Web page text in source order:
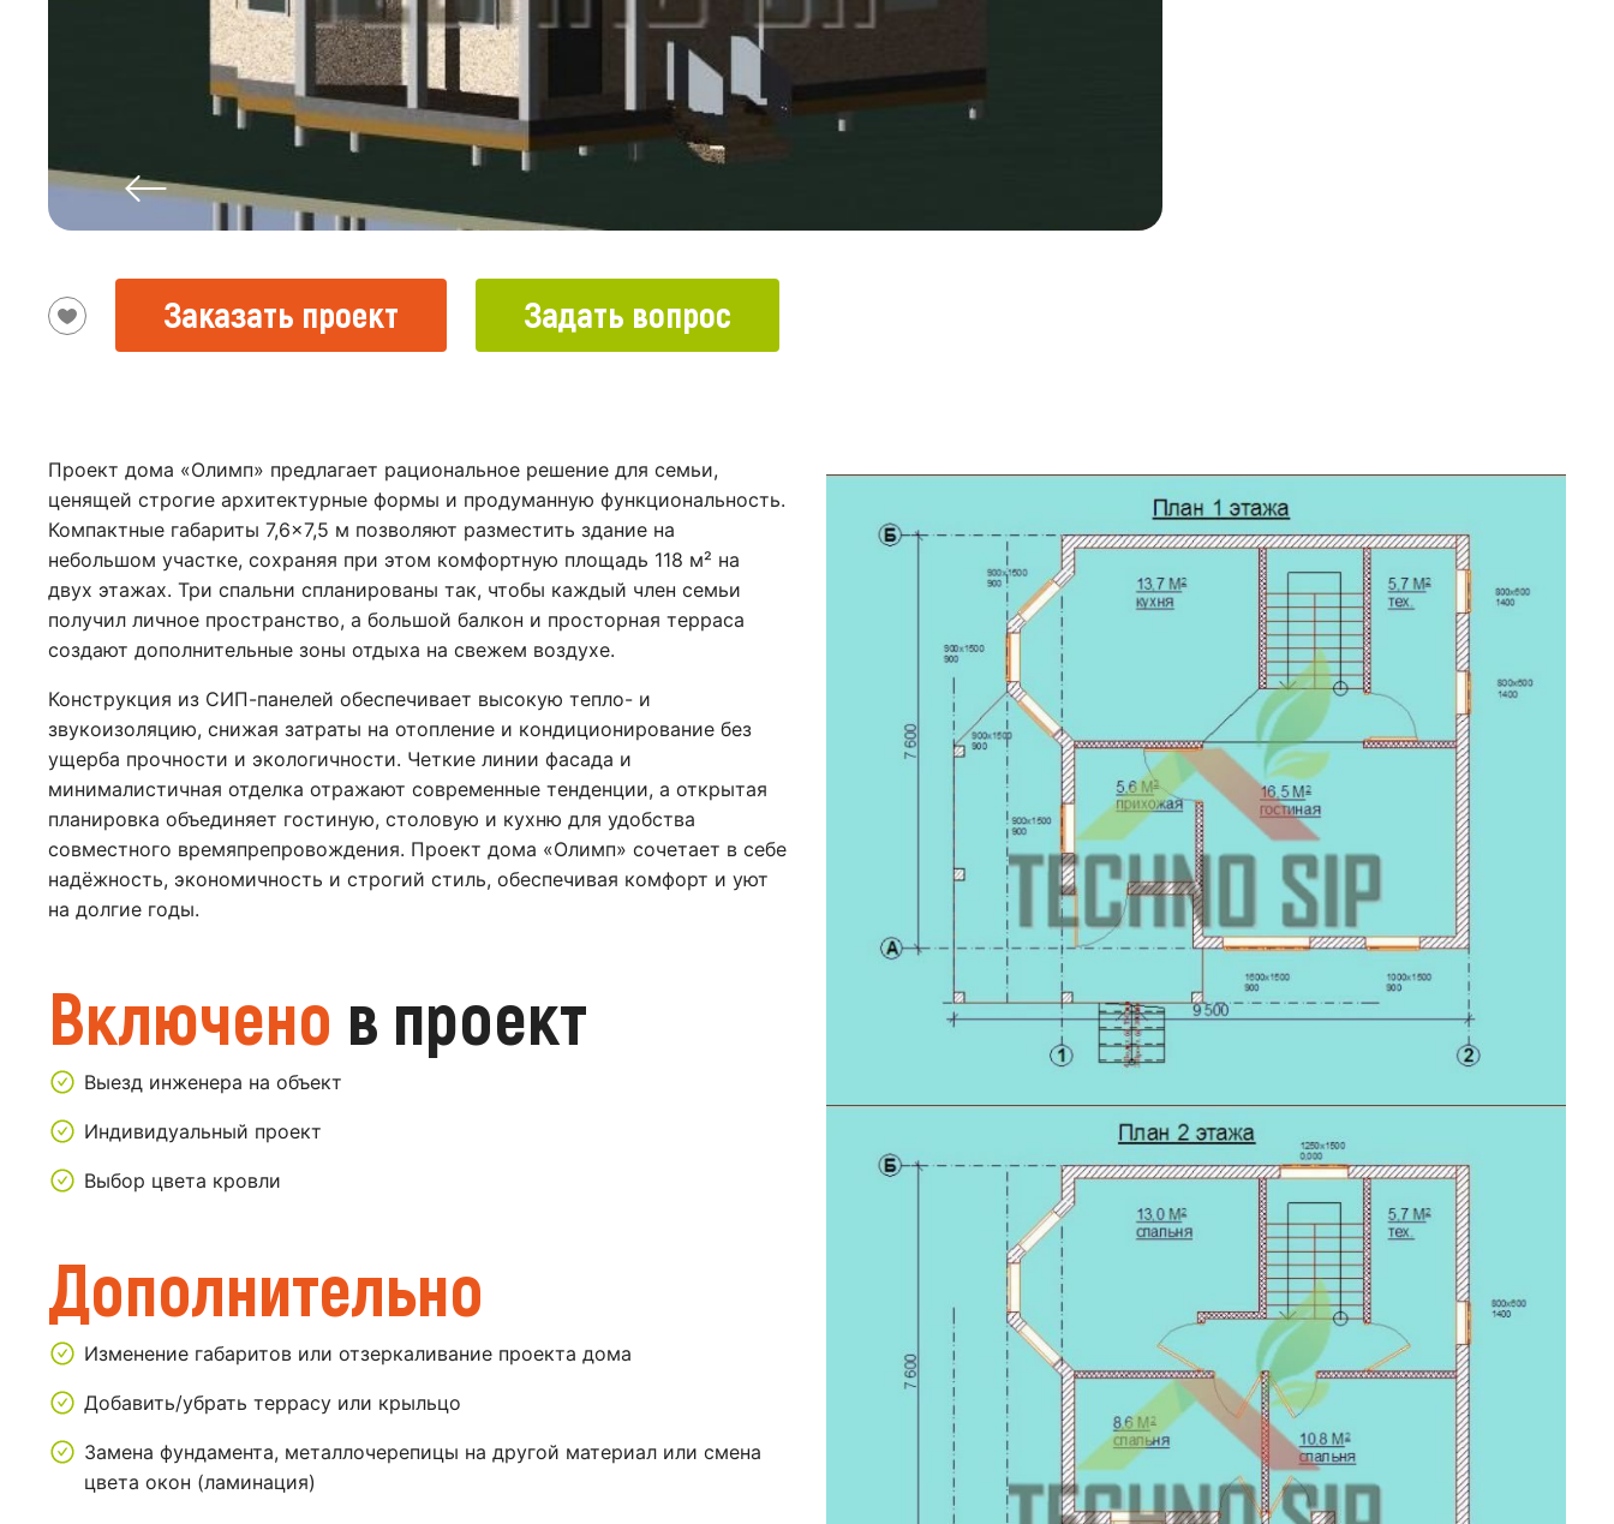
Заказать проект Задать вопрос
Проект дома «Олимп» предлагает рациональное решение для семьи,
ценящей строгие архитектурные формы и продуманную функциональность.
Компактные габариты 7,6×7,5 м позволяют разместить здание на
небольшом участке, сохраняя при этом комфортную площадь 118 м² на
двух этажах. Три спальни спланированы так, чтобы каждый член семьи
получил личное пространство, а большой балкон и просторная терраса
создают дополнительные зоны отдыха на свежем воздухе.
Конструкция из СИП-панелей обеспечивает высокую тепло- и
звукоизоляцию, снижая затраты на отопление и кондиционирование без
ущерба прочности и экологичности. Четкие линии фасада и
минималистичная отделка отражают современные тенденции, а открытая
планировка объединяет гостиную, столовую и кухню для удобства
совместного времяпрепровождения. Проект дома «Олимп» сочетает в себе
надёжность, экономичность и строгий стиль, обеспечивая комфорт и уют
на долгие годы.
Включено в проект
Выезд инженера на объект
Индивидуальный проект
Выбор цвета кровли
Дополнительно
Изменение габаритов или отзеркаливание проекта дома
Добавить/убрать террасу или крыльцо
Замена фундамента, металлочерепицы на другой материал или смена
цвета окон (ламинация)